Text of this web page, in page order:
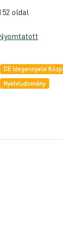
oldal
DE Idegennyelvi
Nyelvtudomány